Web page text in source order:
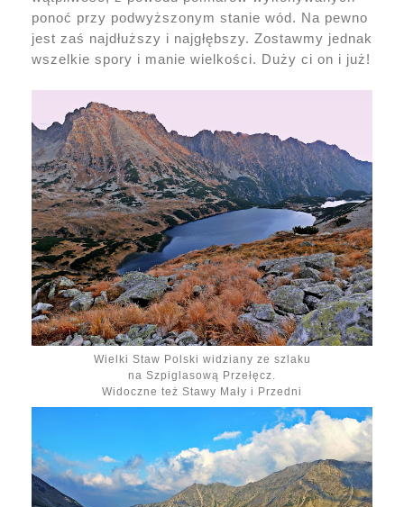
ponoć przy podwyższonym stanie wód. Na pewno
jest zaś najdłuższy i najgłębszy. Zostawmy jednak
wszelkie spory i manie wielkości. Duży ci on i już!
Wielki Staw Polski widziany ze szlaku
na Szpiglasową Przełęcz.
Widoczne też Stawy Mały i Przedni